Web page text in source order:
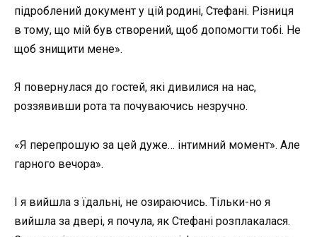
підроблений документ у цій родині, Стефані. Різниця
в тому, що мій був створений, щоб допомогти тобі. Не
щоб знищити мене».
Я повернулася до гостей, які дивилися на нас,
роззявивши рота та почуваючись незручно.
«Я перепрошую за цей дуже… інтимний момент». Але
гарного вечора».
І я вийшла з їдальні, не озираючись. Тільки-но я
вийшла за двері, я почула, як Стефані розплакалася.